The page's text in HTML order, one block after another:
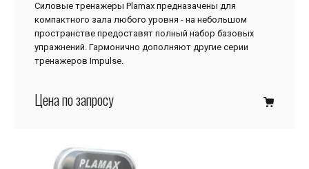
Силовые тренажеры Plamax предназачены для
компактного зала любого уровня - на небольшом
пространстве предоставят полный набор базовых
упражнений. Гармонично дополняют другие серии
тренажеров Impulse.
Цена по запросу